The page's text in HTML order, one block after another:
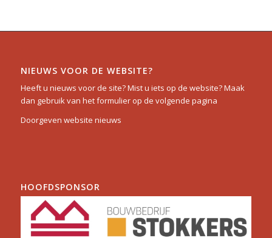
NIEUWS VOOR DE WEBSITE?
Heeft u nieuws voor de site? Mist u iets op de website? Maak
dan gebruik van het formulier op de volgende pagina
Doorgeven website nieuws
HOOFDSPONSOR